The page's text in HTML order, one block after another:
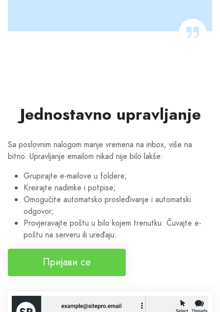
Jednostavno upravljanje
Sa poslovnim nalogom manje vremena na inbox, više na
bitno. Upravljanje emailom nikad nije bilo lakše:
Grupirajte e-mailove u foldere;
Kreirajte nadimke i potpise;
Omogućite automatsko prosleđivanje i automatski
odgovor;
Provjeravajte poštu u bilo kojem trenutku. Čuvajte e-
poštu na serveru ili uređaju.
Пријави се